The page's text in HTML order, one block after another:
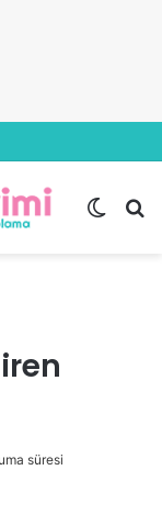
Dış
süresi